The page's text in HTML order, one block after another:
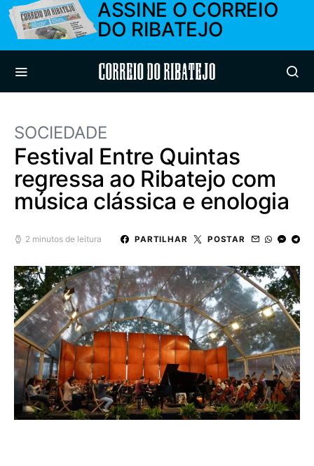
ASSINE O CORREIO
DO RIBATEJO
Correio do Ribatejo
SOCIEDADE
Festival Entre Quintas
regressa ao Ribatejo com
música clássica e enologia
2 minutos de leitura PARTILHAR POSTAR